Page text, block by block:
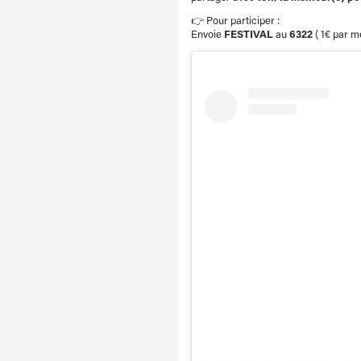
👉 Pour participer :
Envoie FESTIVAL au 6322 ( 1€ par